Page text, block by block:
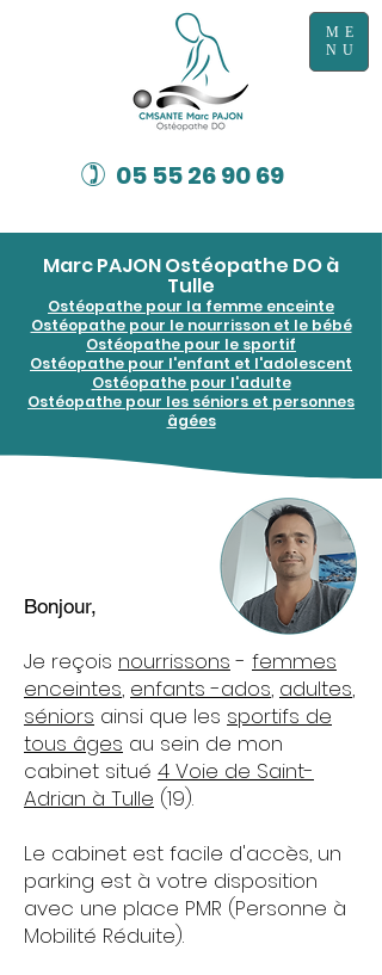
ME
NU
) 05 55 26 90 69
Marc PAJON Ostéopathe DO à
Tulle
Ostéopathe pour la femme enceinte
Ostéopathe pour le nourrisson et le bébé
Ostéopathe pour le sportif
Ostéopathe pour l'enfant et l'adolescent
Ostéopathe pour l'adulte
Ostéopathe pour les séniors et personnes
âgées
Bonjour,
Je reçois nourrissons - femmes
enceintes, enfants -ados, adultes,
séniors ainsi que les sportifs de
tous âges au sein de mon
cabinet situé 4 Voie de Saint-
Adrian à Tulle (19).
Le cabinet est facile d'accès, un
parking est à votre disposition
avec une place PMR (Personne à
Mobilité Réduite).